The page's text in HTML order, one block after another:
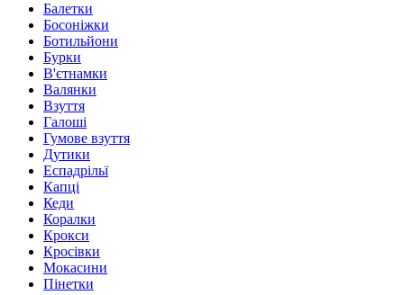
Балетки
Босоніжки
Ботильйони
Бурки
В'єтнамки
Валянки
Взуття
Галоші
Гумове взуття
Дутики
Еспадрільї
Капці
Кеди
Коралки
Крокси
Кросівки
Мокасини
Пінетки